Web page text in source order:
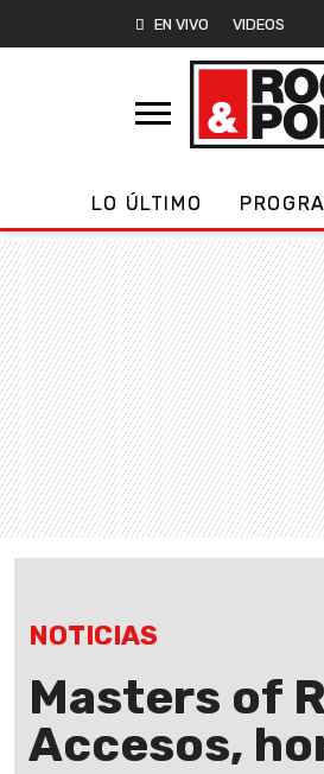
EN VIVO VIDEOS
LO ÚLTIMO
NOTICIAS
Masters of
Accesos,